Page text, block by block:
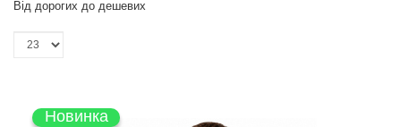
Від дорогих до дешевих
Новинка